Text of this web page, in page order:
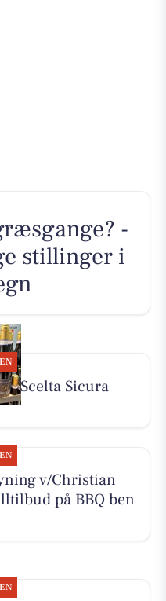
-
stillinger i
Scelta Sicura
v/Christian
på BBQ ben